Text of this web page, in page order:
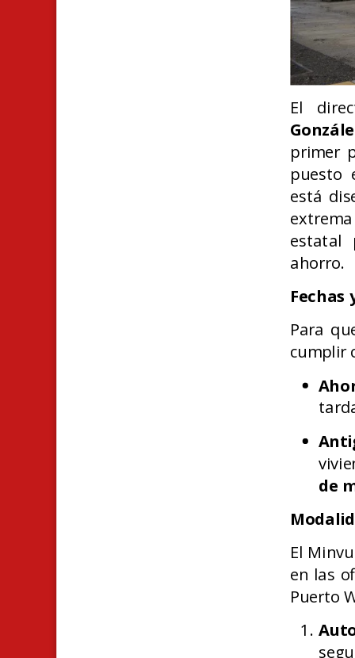
El
primer
está
estatal
ahorro.
Fechas
Para
cumplir
de
El
en las
Puerto